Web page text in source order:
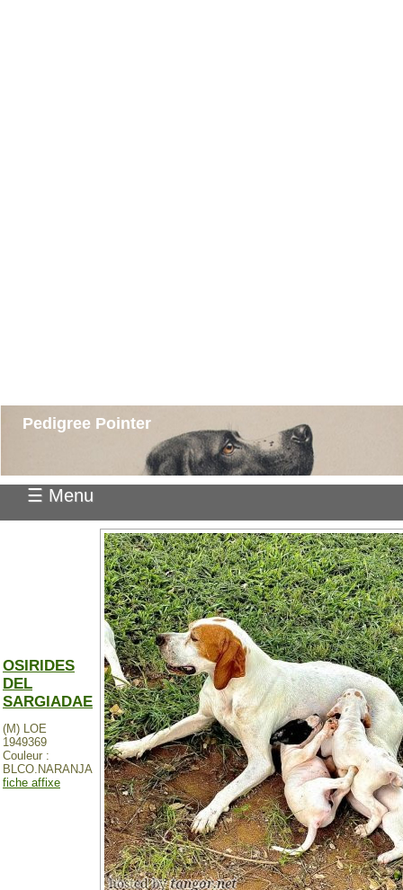
Pedigree Pointer
☰ Menu
OSIRIDES
DEL
SARGIADAE
(M) LOE
1949369
Couleur :
BLCO.NARANJA
fiche affixe